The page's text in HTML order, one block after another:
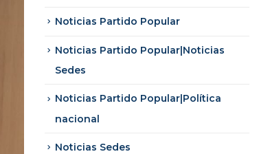
Noticias Partido Popular
Noticias Partido Popular|Noticias
Sedes
Noticias Partido Popular|Política
nacional
Noticias Sedes